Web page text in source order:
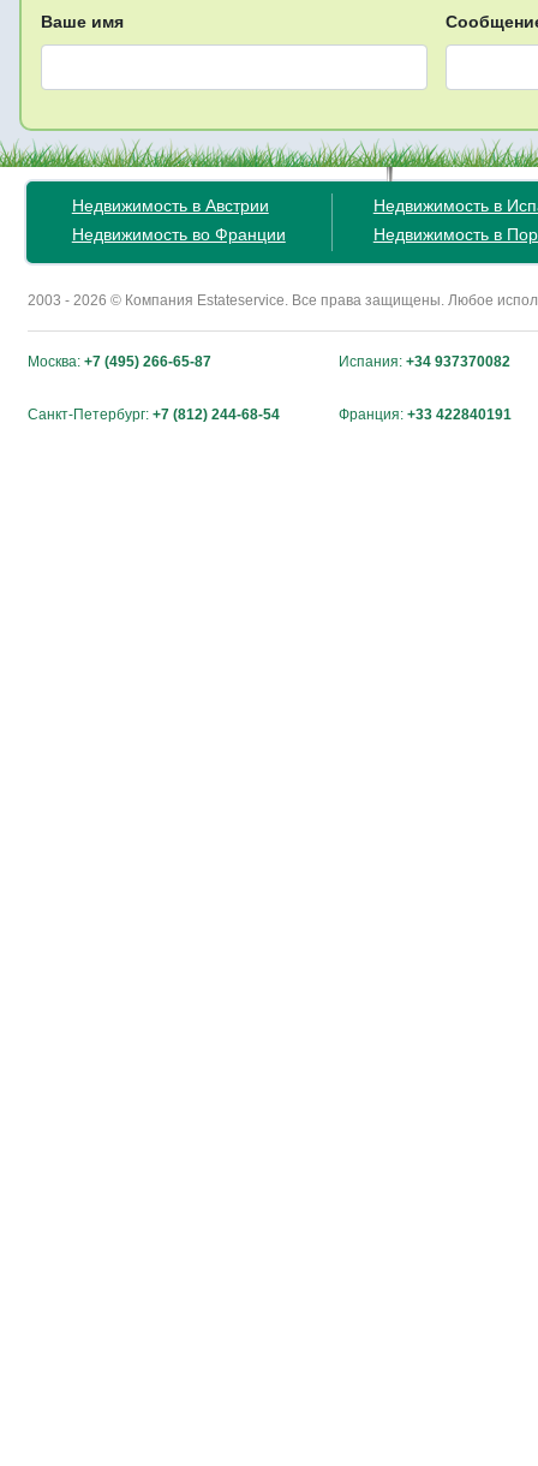
Ваше имя
Недвижимость в Австрии
Недвижимость во Франции
Недвижимость в
Недвижимость в
2003 - 2026 © Компания Estateservice. Все права защищены. Любое
Москва: +7 (495) 266-65-87 Испания: +34 937370082
Санкт-Петербург: +7 (812) 244-68-54 Франция: +33 422840191